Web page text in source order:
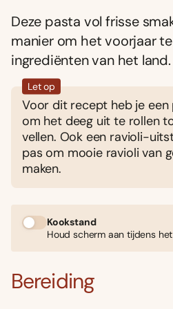
Deze pasta vol frisse
manier om het voorjaar
ingrediënten van het land.
Let op
Voor dit recept heb je
om het deeg uit te rollen
vellen. Ook een ravioli-
pas om mooie ravioli van
maken.
Kookstand
Houd scherm aan tijdens
Bereiding